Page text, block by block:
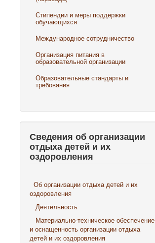
Стипендии и меры поддержки
обучающихся
Международное сотрудничество
Организация питания в
образовательной организации
Образовательные стандарты и
требования
Сведения об организации
отдыха детей и их
оздоровления
Об организации отдыха детей и их
оздоровления
Деятельность
Материально-техническое обеспечение
и оснащенность организации отдыха
детей и их оздоровления